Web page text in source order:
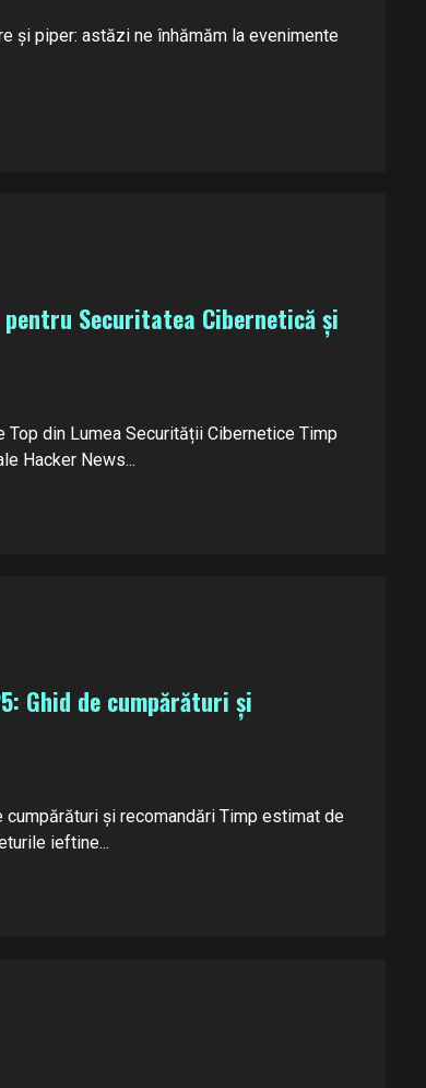
și piper: astăzi ne înhămăm la evenimente
pentru Securitatea Cibernetică și
din Lumea Securității Cibernetice Timp
Hacker News...
Ghid de cumpărături și
și recomandări Timp estimat de
ieftine...